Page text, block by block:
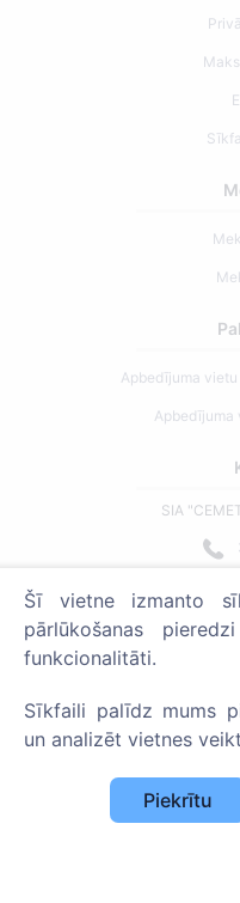
Apbedījuma
Apbedījuma
SIA
© 2013 - 2026
Privātuma
Šī vietne izmanto
pārlūkošanas
funkcionalitāti.
Sīkfaili palīdz mums
un analizēt vietnes
Piekrītu